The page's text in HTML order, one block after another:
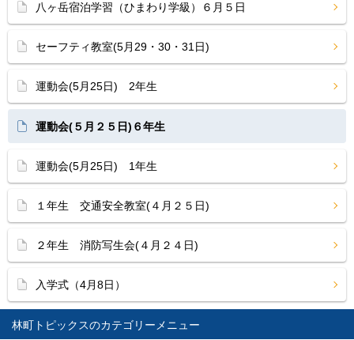
林町トピックス
八ヶ岳宿泊学習（ひまわり学級）６月５日
セーフティ教室(5月29・30・31日)
運動会(5月25日) 2年生
運動会(５月２５日)６年生
運動会(5月25日) 1年生
１年生 交通安全教室(４月２５日)
２年生 消防写生会(４月２４日)
入学式（4月8日）